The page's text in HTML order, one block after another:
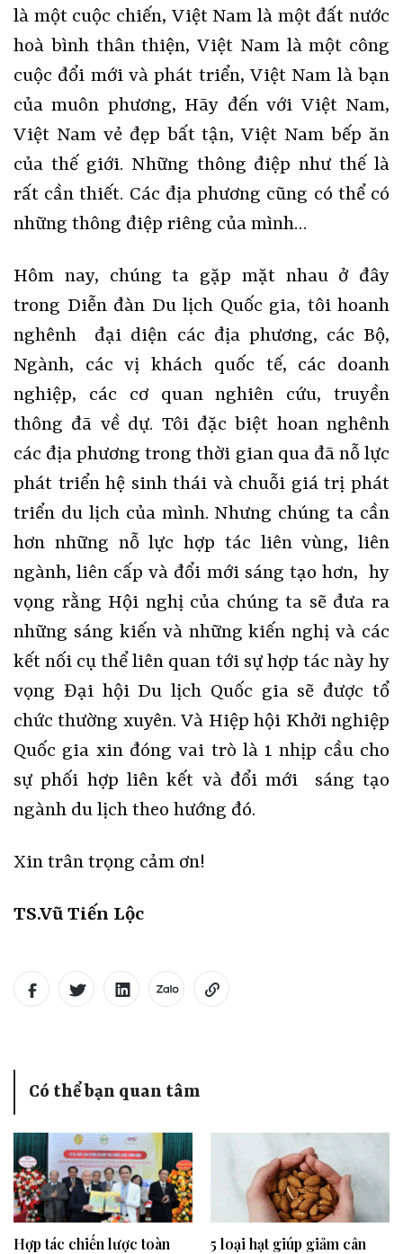
là một cuộc chiến, Việt Nam là một đất nước
hoà bình thân thiện, Việt Nam là một công
cuộc đổi mới và phát triển, Việt Nam là bạn
của muôn phương, Hãy đến với Việt Nam,
Việt Nam vẻ đẹp bất tận, Việt Nam bếp ăn
của thế giới. Những thông điệp như thế là
rất cần thiết. Các địa phương cũng có thể có
những thông điệp riêng của mình…
Hôm nay, chúng ta gặp mặt nhau ở đây
trong Diễn đàn Du lịch Quốc gia, tôi hoanh
nghênh đại diện các địa phương, các Bộ,
Ngành, các vị khách quốc tế, các doanh
nghiệp, các cơ quan nghiên cứu, truyền
thông đã về dự. Tôi đặc biệt hoan nghênh
các địa phương trong thời gian qua đã nỗ lực
phát triển hệ sinh thái và chuỗi giá trị phát
triển du lịch của mình. Nhưng chúng ta cần
hơn những nỗ lực hợp tác liên vùng, liên
ngành, liên cấp và đổi mới sáng tạo hơn, hy
vọng rằng Hội nghị của chúng ta sẽ đưa ra
những sáng kiến và những kiến nghị và các
kết nối cụ thể liên quan tới sự hợp tác này hy
vọng Đại hội Du lịch Quốc gia sẽ được tổ
chức thường xuyên. Và Hiệp hội Khởi nghiệp
Quốc gia xin đóng vai trò là 1 nhịp cầu cho
sự phối hợp liên kết và đổi mới sáng tạo
ngành du lịch theo hướng đó.
Xin trân trọng cảm ơn!
TS.Vũ Tiến Lộc
Có thể bạn quan tâm
Hợp tác chiến lược toàn 5 loại hạt giúp giảm cân